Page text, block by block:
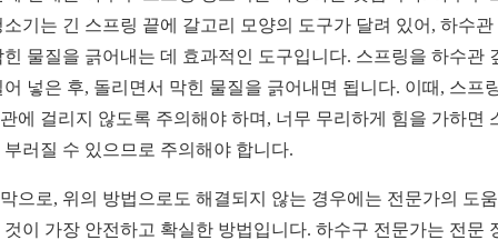
소기는 긴 스프링 끝에 갈고리 모양의 도구가 달려 있어, 하수관
힌 물질을 긁어내는 데 효과적인 도구입니다. 스프링을 하수관
어 넣은 후, 돌리면서 막힌 물질을 긁어내면 됩니다. 이때, 스프
에 걸리지 않도록 주의해야 하며, 너무 무리하게 힘을 가하면
부러질 수 있으므로 주의해야 합니다.
으로, 위의 방법으로도 해결되지 않는 경우에는 전문가의 도
것이 가장 안전하고 확실한 방법입니다. 하수구 전문가는 전문